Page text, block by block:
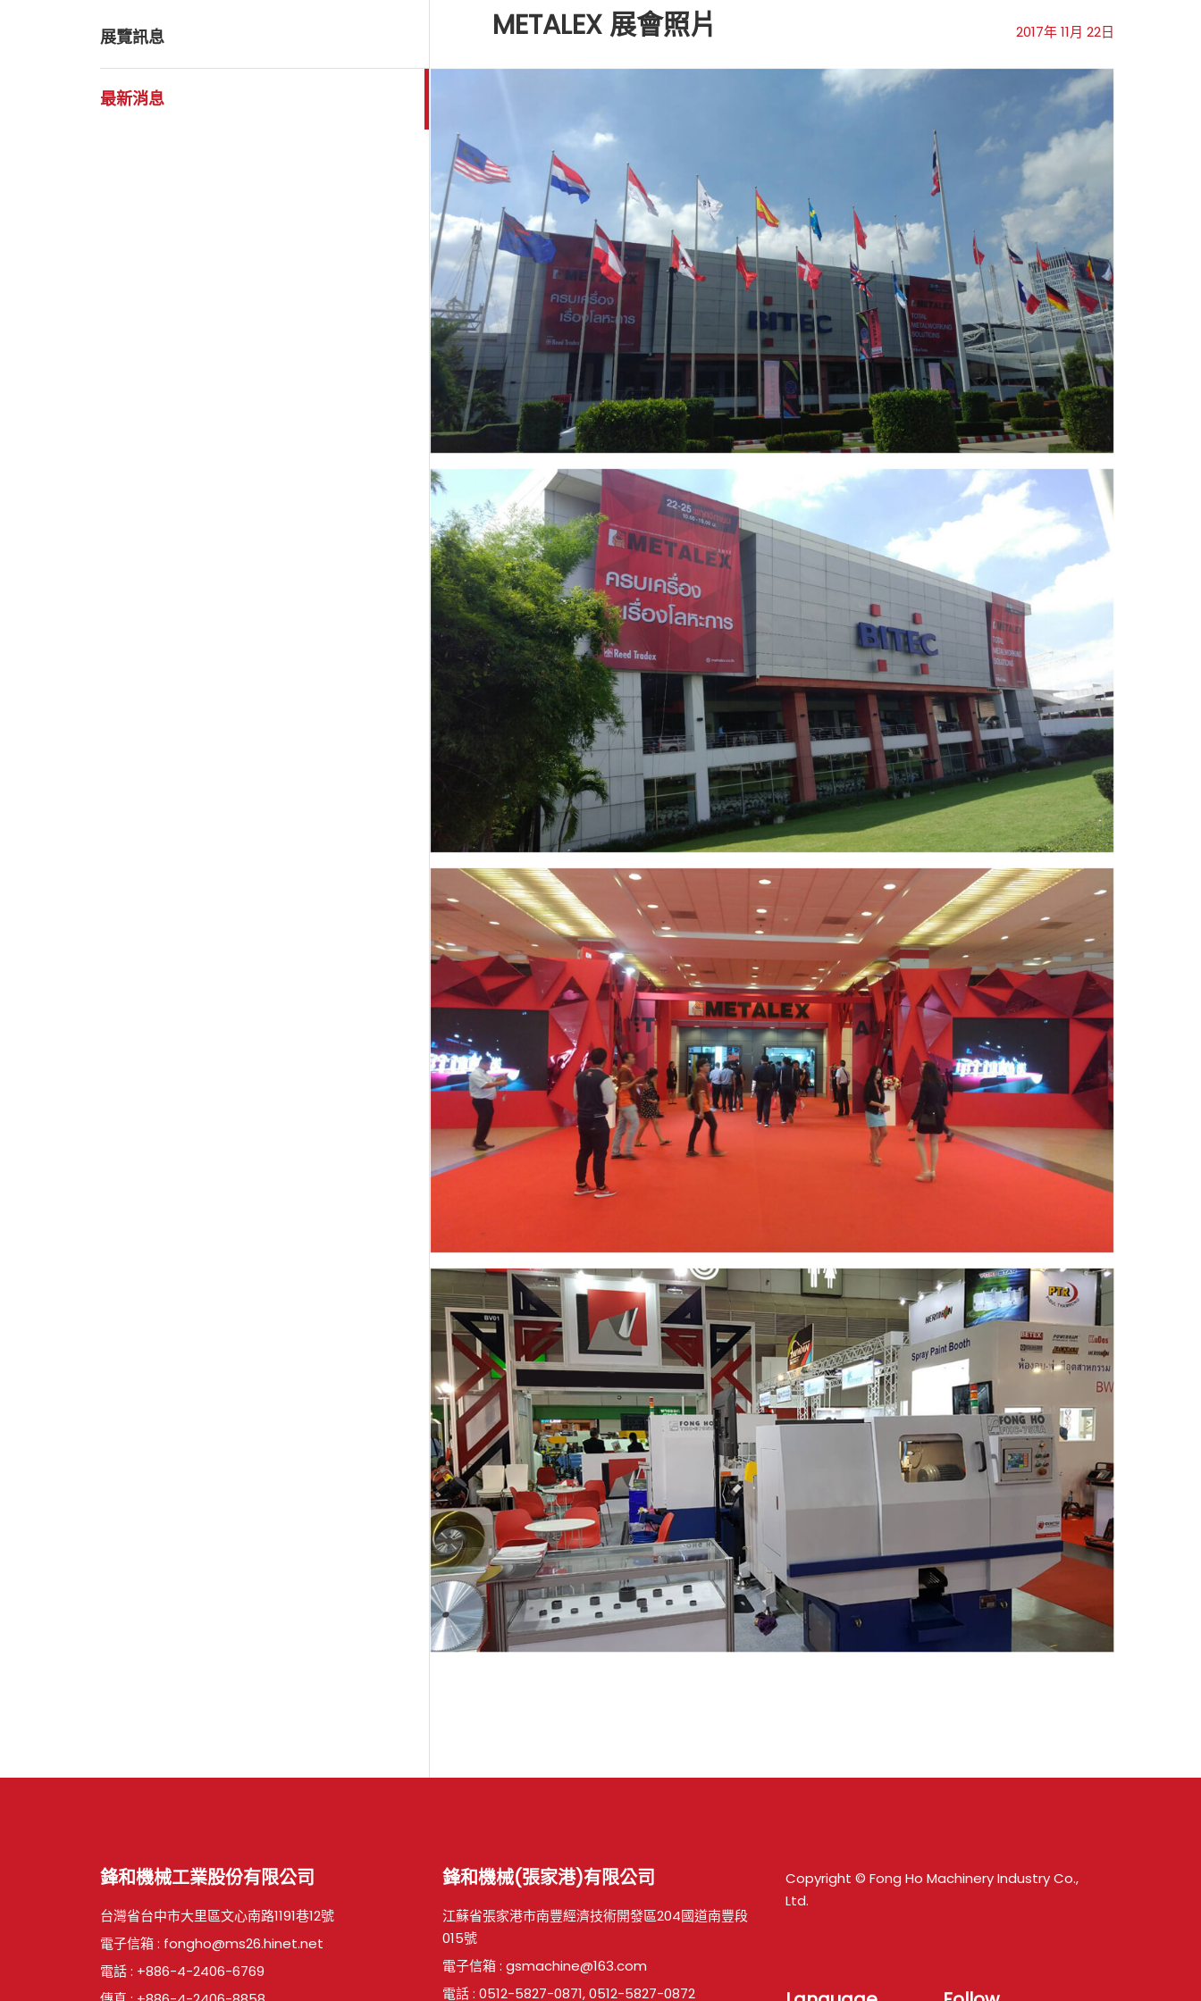
展覽訊息
最新消息
METALEX 展會照片 2017年 11月 22日
鋒和機械工業股份有限公司
台灣省台中市大里區文心南路1191巷12號
電子信箱 : fongho@ms26.hinet.net
電話 : +886-4-2406-6769
鋒和機械(張家港)有限公司
江蘇省張家港市南豐經濟技術開發區204國道南豐段
015號
電子信箱 :gsmachine@163.com
電話 :0512-5827-0871,0512-5827-0872
Copyright © Fong Ho Machinery Industry Co.,
Ltd.